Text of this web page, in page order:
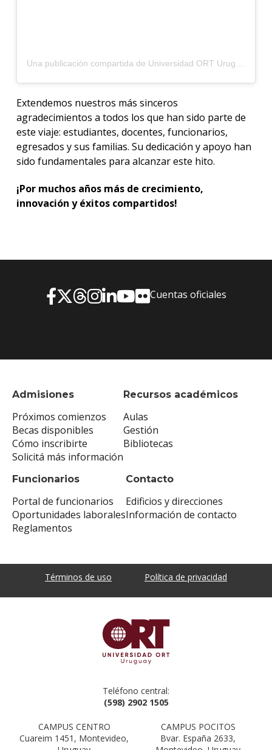
Una publicación compartida de Universidad ORT Uruguay (@universidadort)
Extendemos nuestros más sinceros
agradecimientos a todos los que han sido parte de
este viaje: estudiantes, docentes, funcionarios,
egresados y sus familias. Su dedicación y apoyo han
sido fundamentales para alcanzar este hito.
¡Por muchos años más de crecimiento,
innovación y éxitos compartidos!
Admisiones
Próximos comienzos
Becas disponibles
Cómo inscribirte
Solicitá más información
Recursos académicos
Aulas
Gestión
Bibliotecas
Funcionarios
Portal de funcionarios
Oportunidades laborales
Reglamentos
Contacto
Edificios y direcciones
Información de contacto
Cuentas oficiales
Términos de uso Política de privacidad
Teléfono central:
(598) 2902 1505
CAMPUS CENTRO
Cuareim 1451, Montevideo,
CAMPUS POCITOS
Bvar. España 2633,